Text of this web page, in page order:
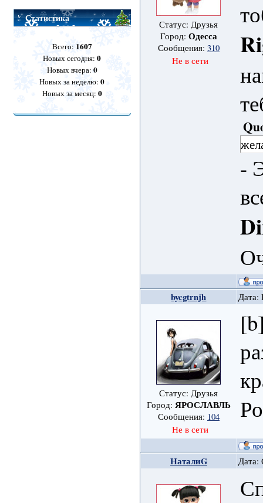
Статистика
Всего: 1607
Новых сегодня:0
Новых вчера: 0
Новых за неделю:0
Новых за месяц: 0
Статус: Друзья
Город: Одесса
Сообщения: 310
Не в сети
-
bycgtrnjh Дата:
Статус: Друзья
Город: ЯРОСЛАВЛЬ
Сообщения: 104
Не в сети
НаталиG Дата: